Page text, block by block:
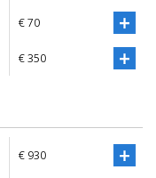
€ 70
€ 350
€ 930